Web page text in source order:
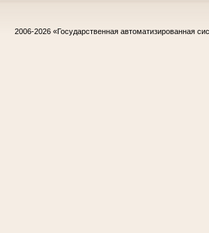
2006-2026 «Государственная автоматизированная